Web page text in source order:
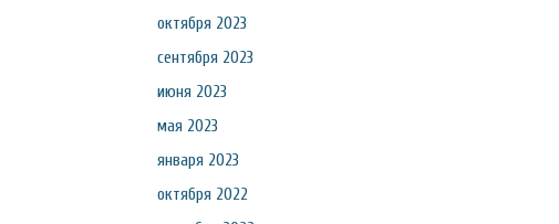
октября 2023
сентября 2023
июня 2023
мая 2023
января 2023
октября 2022